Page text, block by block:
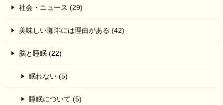
社会・ニュース (29)
美味しい珈琲には理由がある (42)
脳と睡眠 (22)
眠れない (5)
睡眠について (5)